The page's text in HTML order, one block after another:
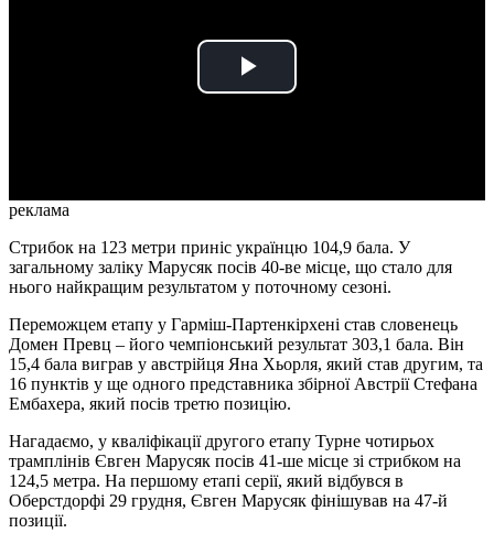
Play
реклама
Стрибок на 123 метри приніс українцю 104,9 бала. У
загальному заліку Марусяк посів 40-ве місце, що стало для
нього найкращим результатом у поточному сезоні.
Переможцем етапу у Гарміш-Партенкірхені став словенець
Домен Превц – його чемпіонський результат 303,1 бала. Він
15,4 бала виграв у австрійця Яна Хьорля, який став другим, та
16 пунктів у ще одного представника збірної Австрії Стефана
Ембахера, який посів третю позицію.
Нагадаємо, у кваліфікації другого етапу Турне чотирьох
трамплінів Євген Марусяк посів 41-ше місце зі стрибком на
124,5 метра. На першому етапі серії, який відбувся в
Оберстдорфі 29 грудня, Євген Марусяк фінішував на 47-й
позиції.